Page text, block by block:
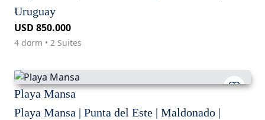
Uruguay
USD 850.000
4 dorm • 2 Suites
Playa Mansa
Playa Mansa | Punta del Este | Maldonado |